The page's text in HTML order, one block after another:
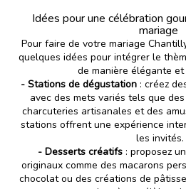
Idées pour une célébration
mariage
Pour faire de votre mariage
quelques idées pour intégrer le
de manière élégante et
- Stations de dégustation : créez
avec des mets variés tels que
charcuteries artisanales et des
stations offrent une expérience
les invités.
- Desserts créatifs: proposez
originaux comme des macarons
chocolat ou des créations de